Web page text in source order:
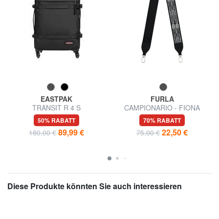
EASTPAK
TRANSIT R 4 S
Handgepäckwagen
50% RABATT
180,00 € 89,99 €
FURLA
CAMPIONARIO - FIONA
Schultergurt für Taschen
70% RABATT
75,00 € 22,50 €
Diese Produkte könnten Sie auch interessieren